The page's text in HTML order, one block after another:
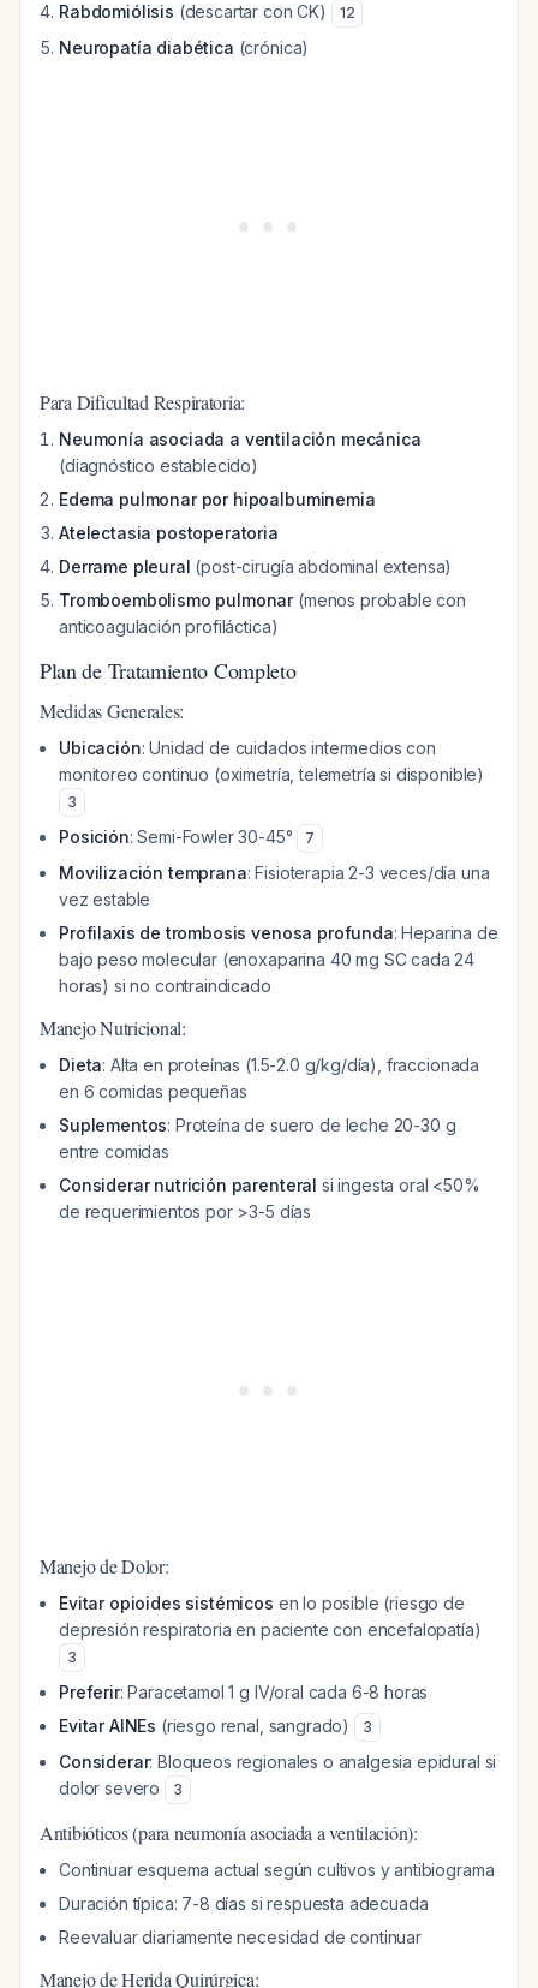
Rabdomiólisis (descartar con CK) 12
Neuropatía diabética (crónica)
Para Dificultad Respiratoria:
Neumonía asociada a ventilación mecánica
(diagnóstico establecido)
Edema pulmonar por hipoalbuminemia
Atelectasia postoperatoria
Derrame pleural (post-cirugía abdominal extensa)
Tromboembolismo pulmonar(menos probable con
anticoagulación profiláctica)
Plan de Tratamiento Completo
Medidas Generales:
Ubicación: Unidad de cuidados intermedios con
monitoreo continuo (oximetría, telemetría si disponible)
3
Posición: Semi-Fowler 30-45° 7
Movilización temprana: Fisioterapia 2-3 veces/día una
vez estable
Profilaxis de trombosis venosa profunda: Heparina de
bajo peso molecular (enoxaparina 40 mg SC cada 24
horas) si no contraindicado
Manejo Nutricional:
Dieta: Alta en proteínas (1.5-2.0 g/kg/día), fraccionada
en 6 comidas pequeñas
Suplementos: Proteína de suero de leche 20-30 g
entre comidas
Considerar nutrición parenteral si ingesta oral <50%
de requerimientos por >3-5 días
Manejo de Dolor:
Evitar opioides sistémicos en lo posible (riesgo de
depresión respiratoria en paciente con encefalopatía)
3
Preferir: Paracetamol 1 g IV/oral cada 6-8 horas
Evitar AINEs (riesgo renal, sangrado) 3
Considerar: Bloqueos regionales o analgesia epidural si
dolor severo
3
Antibióticos (para neumonía asociada a ventilación):
Continuar esquema actual según cultivos y antibiograma
Duración típica: 7-8 días si respuesta adecuada
Reevaluar diariamente necesidad de continuar
Manejo de Herida Quirúrgica: